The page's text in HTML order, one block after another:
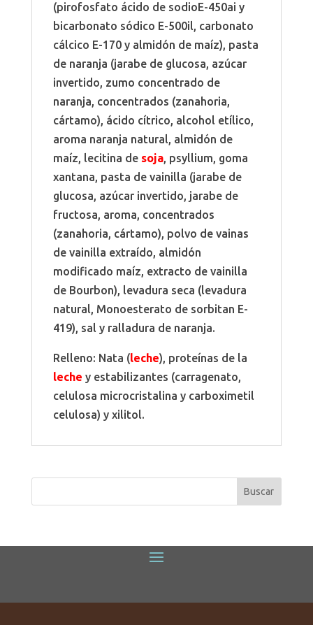
(pirofosfato ácido de sodioE-450ai y
bicarbonato sódico E-500il, carbonato
cálcico E-170 y almidón de maíz), pasta
de naranja (jarabe de glucosa, azúcar
invertido, zumo concentrado de
naranja, concentrados (zanahoria,
cártamo), ácido cítrico, alcohol etílico,
aroma naranja natural, almidón de
maíz, lecitina de soja, psyllium, goma
xantana, pasta de vainilla (jarabe de
glucosa, azúcar invertido, jarabe de
fructosa, aroma, concentrados
(zanahoria, cártamo), polvo de vainas
de vainilla extraído, almidón
modificado maíz, extracto de vainilla
de Bourbon), levadura seca (levadura
natural, Monoesterato de sorbitan E-
419), sal y ralladura de naranja.
Relleno: Nata (leche), proteínas de la
leche y estabilizantes (carragenato,
celulosa microcristalina y carboximetil
celulosa) y xilitol.